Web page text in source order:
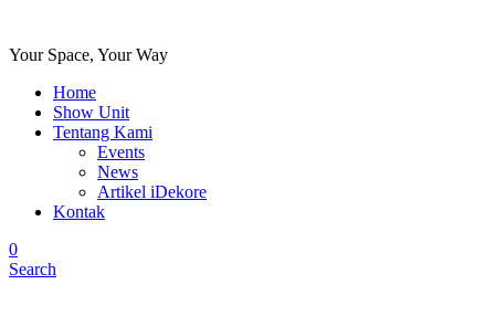
Your Space, Your Way
Home
Show Unit
Tentang Kami
Events
News
Artikel iDekore
Kontak
0
Search